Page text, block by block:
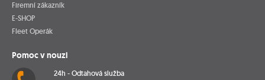
Firemní zákazník
E-SHOP
Fleet Operák
Pomoc v nouzi
24h - Odtahová služba